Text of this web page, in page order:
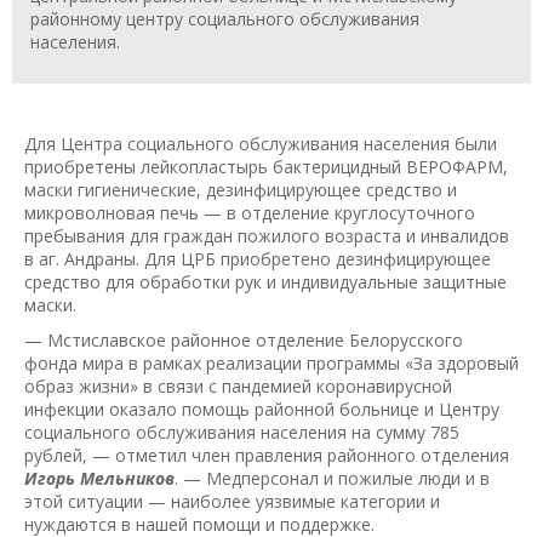
районному центру социального обслуживания
населения.
Для Центра социального обслуживания населения были
приобретены лейкопластырь бактерицидный ВЕРОФАРМ,
маски гигиенические, дезинфицирующее средство и
микроволновая печь — в отделение круглосуточного
пребывания для граждан пожилого возраста и инвалидов
в аг. Андраны. Для ЦРБ приобретено дезинфицирующее
средство для обработки рук и индивидуальные защитные
маски.
— Мстиславское районное отделение Белорусского
фонда мира в рамках реализации программы «За здоровый
образ жизни» в связи с пандемией коронавирусной
инфекции оказало помощь районной больнице и Центру
социального обслуживания населения на сумму 785
рублей, — отметил член правления районного отделения
Игорь Мельников. — Медперсонал и пожилые люди и в
этой ситуации — наиболее уязвимые категории и
нуждаются в нашей помощи и поддержке.